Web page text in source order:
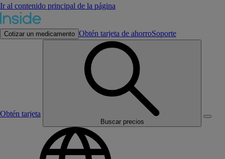
Ir al contenido principal de la página
Cotizar un medicamento Obtén tarjeta de ahorroSoporte
Obtén tarjeta
Buscar precios